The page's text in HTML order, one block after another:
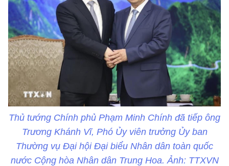
Thủ tướng Chính phủ Phạm Minh Chính đã tiếp ông
Trương Khánh Vĩ, Phó Ủy viên trưởng Ủy ban
Thường vụ Đại hội Đại biểu Nhân dân toàn quốc
nước Cộng hòa Nhân dân Trung Hoa. Ảnh: TTXVN